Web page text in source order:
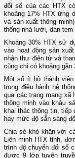
đổi số của các HTX
khoảng 17% HTX ứng
và sản xuất thông
thống nhà lưới, dán
Khoảng 30% HTX sử
vào hoạt động sản
nhận thư điện tử và
cũng chỉ có khoảng
Một số ít hộ thành
trong điều hành hệ
qua các trang mạng xã
thông minh vào khâu
khai thác thông tin,
hay mức độ sẵn sàng
Chia sẻ khó khăn với
Liên minh HTX tỉnh,
trình độ chuyển đổi số
được 9 lớp tuyên